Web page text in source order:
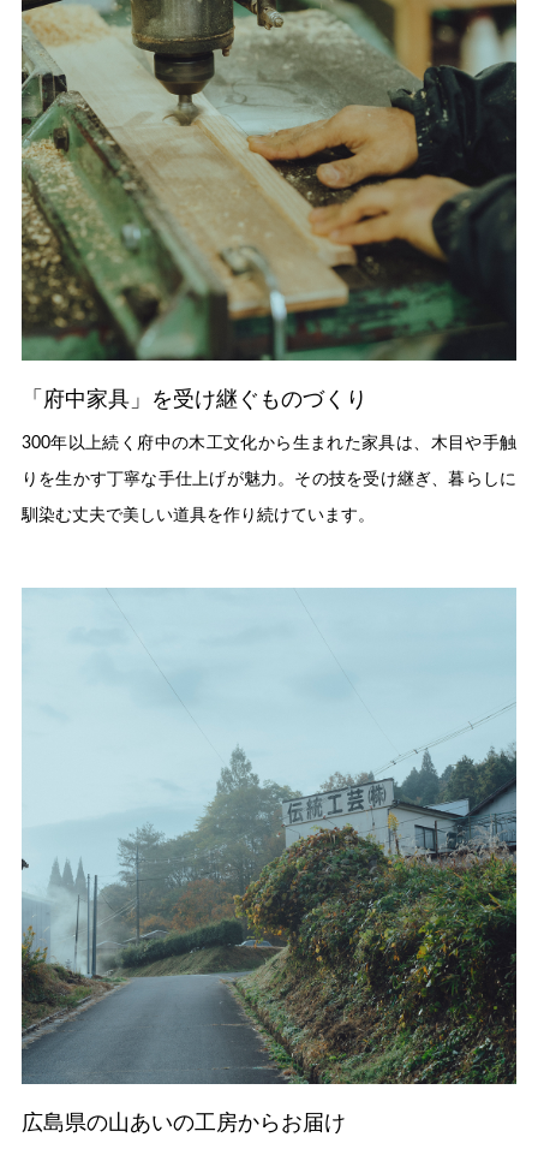
「府中家具」を受け継ぐものづくり
300年以上続く府中の木工文化から生まれた家具は、木目や手触
りを生かす丁寧な手仕上げが魅力。その技を受け継ぎ、暮らしに
馴染む丈夫で美しい道具を作り続けています。
広島県の山あいの工房からお届け